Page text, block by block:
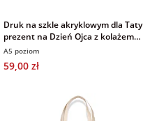
Druk na szkle akryklowym dla Taty
prezent na Dzień Ojca z kolażem
zdjęć
A5 poziom
59,00 zł